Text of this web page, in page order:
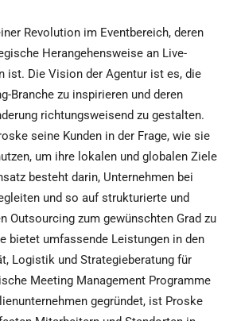
Revolution im Eventbereich, deren
Herangehensweise an Live-
ist. Die Vision der Agentur ist es, die
Branche zu inspirieren und deren
richtungsweisend zu gestalten.
seine Kunden in der Frage, wie sie
um ihre lokalen und globalen Ziele
besteht darin, Unternehmen bei
und so auf strukturierte und
Outsourcing zum gewünschten Grad zu
bietet umfassende Leistungen in den
Logistik und Strategieberatung für
Meeting Management Programme
gegründet, ist Proske